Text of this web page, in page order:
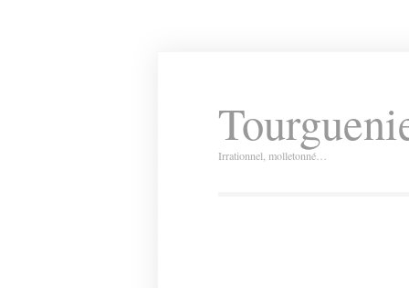
Irrationnel, molletonné…